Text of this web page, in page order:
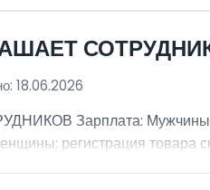
18.06.2026
Зарплата: Мужчины:
регистрация товара